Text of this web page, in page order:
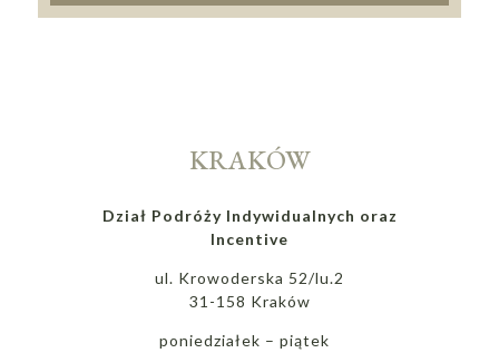
KRAKÓW
Dział Podróży Indywidualnych oraz
Incentive
ul. Krowoderska 52/lu.2
31-158 Kraków
poniedziałek – piątek